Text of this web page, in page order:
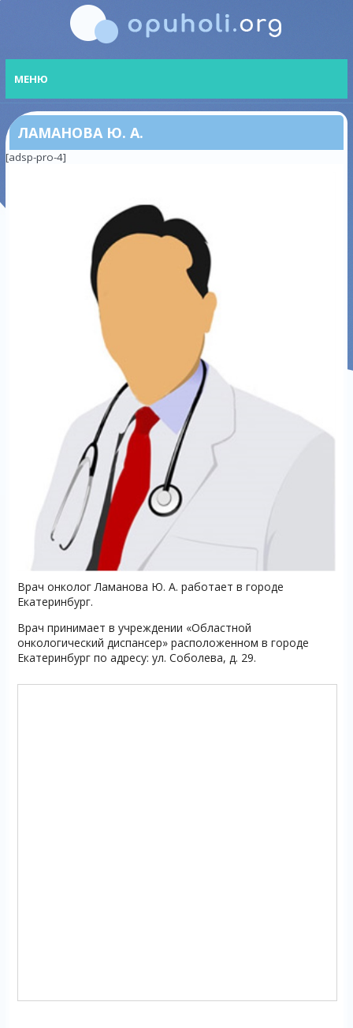
МЕНЮ
ЛАМАНОВА Ю. А.
[adsp-pro-4]
Врач онколог Ламанова Ю. А. работает в городе
Екатеринбург.
Врач принимает в учреждении «Областной
онкологический диспансер» расположенном в городе
Екатеринбург по адресу: ул. Соболева, д. 29.